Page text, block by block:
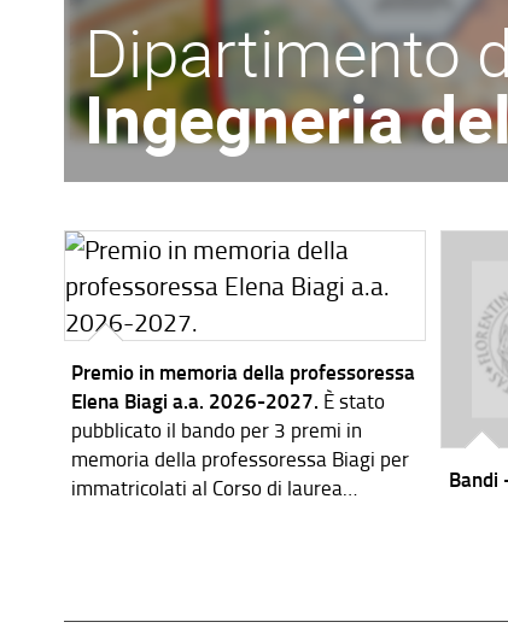
Dipartimento
Ingegneria
Premio in memoria della professoressa
Elena Biagi a.a. 2026-2027. È stato
pubblicato il bando per 3 premi in
memoria della professoressa Biagi per
immatricolati al Corso di laurea
Bandi